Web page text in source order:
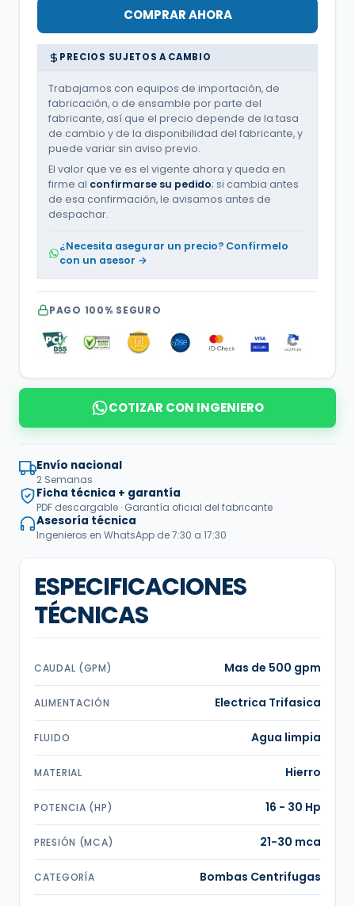
COMPRAR AHORA
PRECIOS SUJETOS A CAMBIO
Trabajamos con equipos de importación, de
fabricación, o de ensamble por parte del
fabricante, así que el precio depende de la tasa
de cambio y de la disponibilidad del fabricante, y
puede variar sin aviso previo.
El valor que ve es el vigente ahora y queda en
firme al confirmarse su pedido; si cambia antes
de esa confirmación, le avisamos antes de
despachar.
¿Necesita asegurar un precio? Confírmelo
con un asesor →
PAGO 100% SEGURO
COTIZAR CON INGENIERO
Envío nacional
2 Semanas
Ficha técnica + garantía
PDF descargable · Garantía oficial del fabricante
Asesoría técnica
Ingenieros en WhatsApp de 7:30 a 17:30
ESPECIFICACIONES
TÉCNICAS
CAUDAL (GPM) Mas de 500 gpm
ALIMENTACIÓN Electrica Trifasica
FLUIDO Agua limpia
MATERIAL Hierro
POTENCIA (HP) 16 - 30 Hp
PRESIÓN (MCA) 21-30 mca
CATEGORÍA Bombas Centrifugas